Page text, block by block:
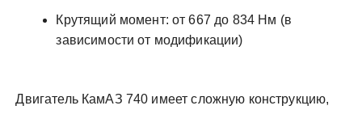
Крутящий момент: от 667 до 834 Нм (в
зависимости от модификации)
Двигатель КамАЗ 740 имеет сложную конструкцию,